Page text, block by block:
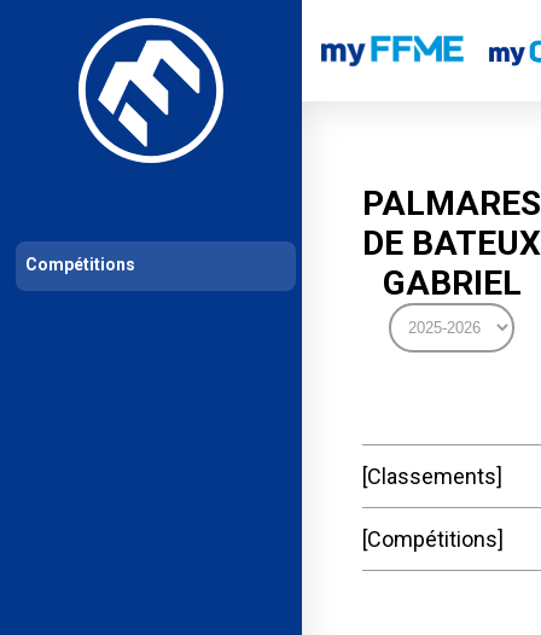
Les compétitions Calendrier de compétitions Classements
PALMARES
DE BATEUX
GABRIEL
Classements
Compétitions
Compétitions